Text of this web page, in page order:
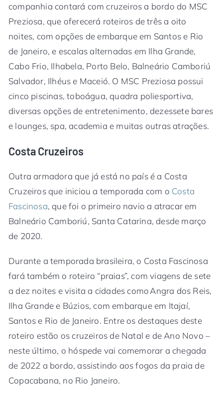
companhia contará com cruzeiros a bordo do MSC
Preziosa, que oferecerá roteiros de três a oito
noites, com opções de embarque em Santos e Rio
de Janeiro, e escalas alternadas em Ilha Grande,
Cabo Frio, Ilhabela, Porto Belo, Balneário Camboriú
Salvador, Ilhéus e Maceió. O MSC Preziosa possui
cinco piscinas, toboágua, quadra poliesportiva,
diversas opções de entretenimento, dezessete bares
e lounges, spa, academia e muitas outras atrações.
Costa Cruzeiros
Outra armadora que já está no país é a Costa
Cruzeiros que iniciou a temporada com o Costa
Fascinosa, que foi o primeiro navio a atracar em
Balneário Camboriú, Santa Catarina, desde março
de 2020.
Durante a temporada brasileira, o Costa Fascinosa
fará também o roteiro “praias”, com viagens de sete
a dez noites e visita a cidades como Angra dos Reis,
Ilha Grande e Búzios, com embarque em Itajaí,
Santos e Rio de Janeiro. Entre os destaques deste
roteiro estão os cruzeiros de Natal e de Ano Novo –
neste último, o hóspede vai comemorar a chegada
de 2022 a bordo, assistindo aos fogos da praia de
Copacabana, no Rio Janeiro.